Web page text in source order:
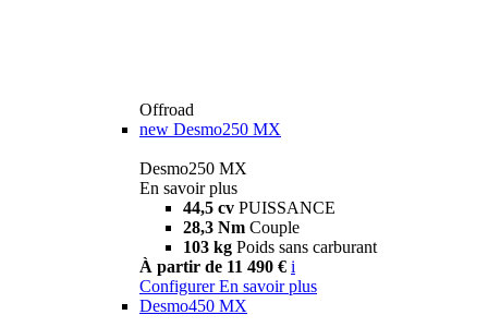
Offroad
new Desmo250 MX
Desmo250 MX
En savoir plus
44,5 cv PUISSANCE
28,3 Nm Couple
103 kg Poids sans carburant
À partir de 11 490 € i
Configurer En savoir plus
Desmo450 MX